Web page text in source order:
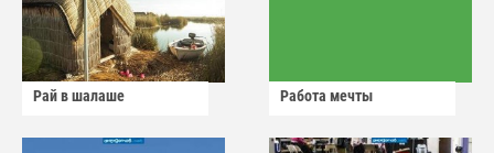
Рай в шалаше Работа мечты